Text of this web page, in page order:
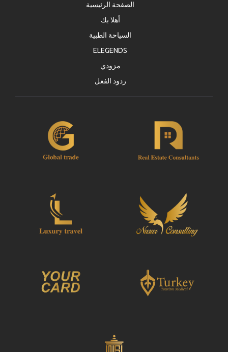
الصفحة الرئيسية
أهلا بك
السياحة الطبية
ELEGENDS
مزودي
ردود الفعل